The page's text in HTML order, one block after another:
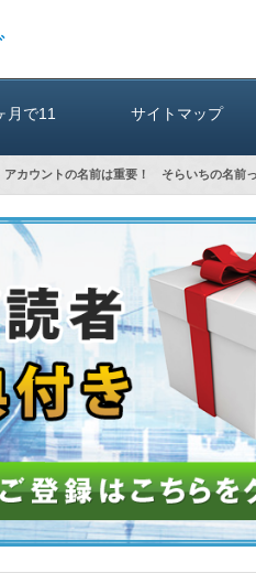
月で11
）
サイトマップ
カウントの名前は重要！ そらいちの名前